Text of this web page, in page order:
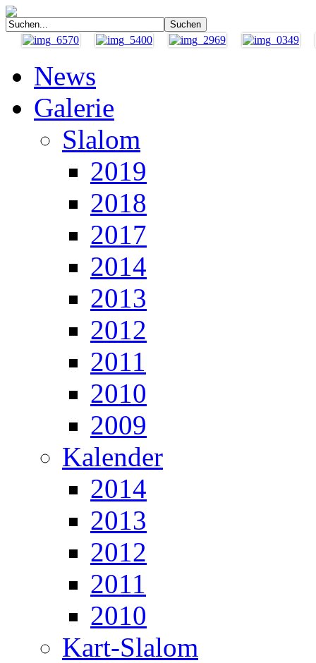
News
Galerie
Slalom
2019
2018
2017
2014
2013
2012
2011
2010
2009
Kalender
2014
2013
2012
2011
2010
Kart-Slalom